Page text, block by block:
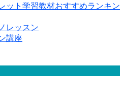
ット学習教材おすすめランキン
レッスン
講座